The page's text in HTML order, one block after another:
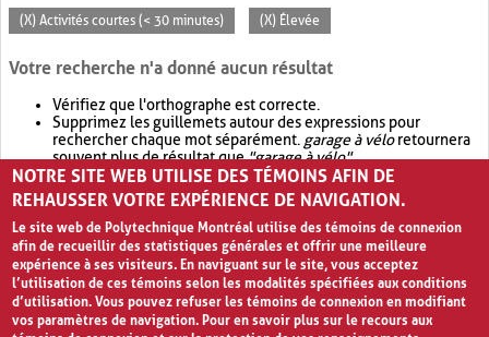
(X) Activités courtes (< 30 minutes) (X) Élevée
Votre recherche n'a donné aucun résultat
Vérifiez que l'orthographe est correcte.
Supprimez les guillemets autour des expressions pour
rechercher chaque mot séparément. garage à véloretournera
souvent plus de résultat que"garage à vélo".
Envisagez d'élargir votre recherche avec OR.garage OR vélo
retournera souvent plus de résultat quegarage à vélo
NOTRE SITE WEB UTILISE DES TÉMOINS AFIN DE
REHAUSSER VOTRE EXPÉRIENCE DE NAVIGATION.
Le site web de Polytechnique Montréal utilise des témoins de connexion
afin de recueillir des statistiques générales et offrir une meilleure
expérience à ses visiteurs. En naviguant sur le site, vous acceptez
l’utilisation de ces témoins selon les modalités spécifiées aux conditions
d’utilisation. Vous pouvez refuser les témoins de connexion en modifiant
vos paramètres de navigation. Pour en savoir plus sur le recours aux